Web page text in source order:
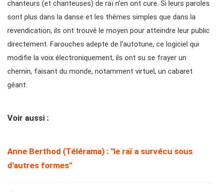
chanteurs (et chanteuses) de raï n'en ont cure. Si leurs paroles
sont plus dans la danse et les thèmes simples que dans la
revendication, ils ont trouvé le moyen pour atteindre leur public
directement. Farouches adepte de l'autotune, ce logiciel qui
modifie la voix électroniquement, ils ont su se frayer un
chemin, faisant du monde, notamment virtuel, un cabaret
géant.
Voir aussi :
Anne Berthod (Télérama) : "le raï a survécu sous
d'autres formes"